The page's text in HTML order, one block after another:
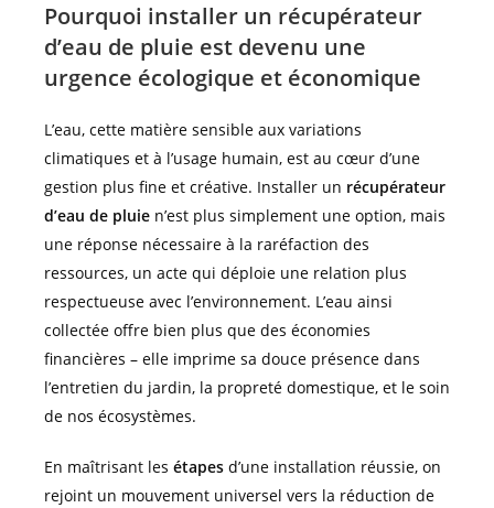
Pourquoi installer un récupérateur
d’eau de pluie est devenu une
urgence écologique et économique
L’eau, cette matière sensible aux variations
climatiques et à l’usage humain, est au cœur d’une
gestion plus fine et créative. Installer un récupérateur
d’eau de pluie n’est plus simplement une option, mais
une réponse nécessaire à la raréfaction des
ressources, un acte qui déploie une relation plus
respectueuse avec l’environnement. L’eau ainsi
collectée offre bien plus que des économies
financières – elle imprime sa douce présence dans
l’entretien du jardin, la propreté domestique, et le soin
de nos écosystèmes.
En maîtrisant les étapes d’une installation réussie, on
rejoint un mouvement universel vers la réduction de